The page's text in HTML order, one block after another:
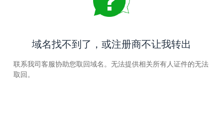
域名找不到了，或注册商不让我转出
联系我司客服协助您取回域名。无法提供相关所有人证件的无法
取回。